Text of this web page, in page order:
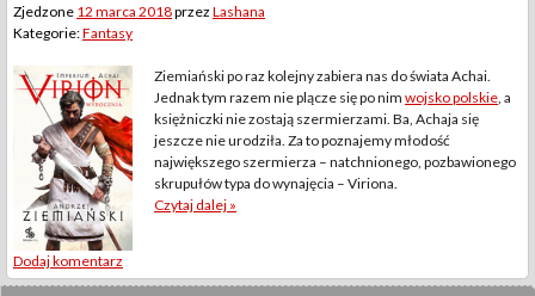
Zjedzone 12 marca 2018przez Lashana
Kategorie:Fantasy
Ziemiański po raz kolejny zabiera nas do świata Achai.
Jednak tym razem nie plącze się po nim wojsko polskie , a
księżniczki nie zostają szermierzami. Ba, Achaja się
jeszcze nie urodziła. Za to poznajemy młodość
największego szermierza – natchnionego, pozbawionego
skrupułów typa do wynajęcia – Viriona.
Czytaj dalej »
Dodaj komentarz